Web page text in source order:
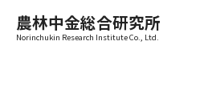
農林中金総合研究所
Norinchukin Research Institute Co., Ltd.